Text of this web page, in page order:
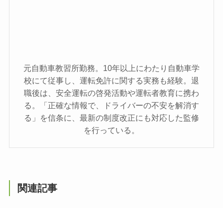
元自動車教習所勤務。10年以上にわたり自動車学
校にて従事し、運転免許に関する実務も経験。退
職後は、安全運転の啓発活動や運転者教育に携わ
る。「正確な情報で、ドライバーの不安を解消す
る」を信条に、最新の制度改正にも対応した監修
を行っている。
関連記事